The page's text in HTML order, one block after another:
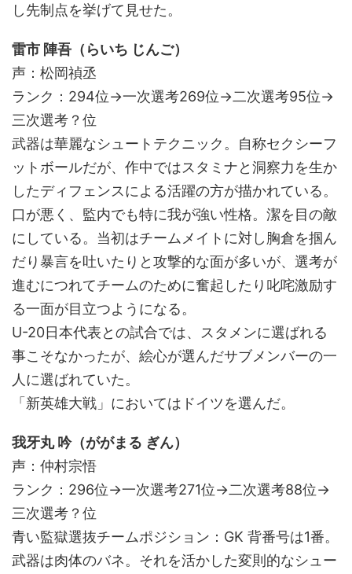
し先制点を挙げて見せた。
雷市 陣吾（らいち じんご）
声：松岡禎丞
ランク：294位→一次選考269位→二次選考95位→
三次選考？位
武器は華麗なシュートテクニック。自称セクシーフ
ットボールだが、作中ではスタミナと洞察力を生か
したディフェンスによる活躍の方が描かれている。
口が悪く、監内でも特に我が強い性格。潔を目の敵
にしている。当初はチームメイトに対し胸倉を掴ん
だり暴言を吐いたりと攻撃的な面が多いが、選考が
進むにつれてチームのために奮起したり叱咤激励す
る一面が目立つようになる。
U-20日本代表との試合では、スタメンに選ばれる
事こそなかったが、絵心が選んだサブメンバーの一
人に選ばれていた。
「新英雄大戦」においてはドイツを選んだ。
我牙丸 吟（ががまる ぎん）
声：仲村宗悟
ランク：296位→一次選考271位→二次選考88位→
三次選考？位
青い監獄選抜チームポジション：GK 背番号は1番。
武器は肉体のバネ。それを活かした変則的なシュー